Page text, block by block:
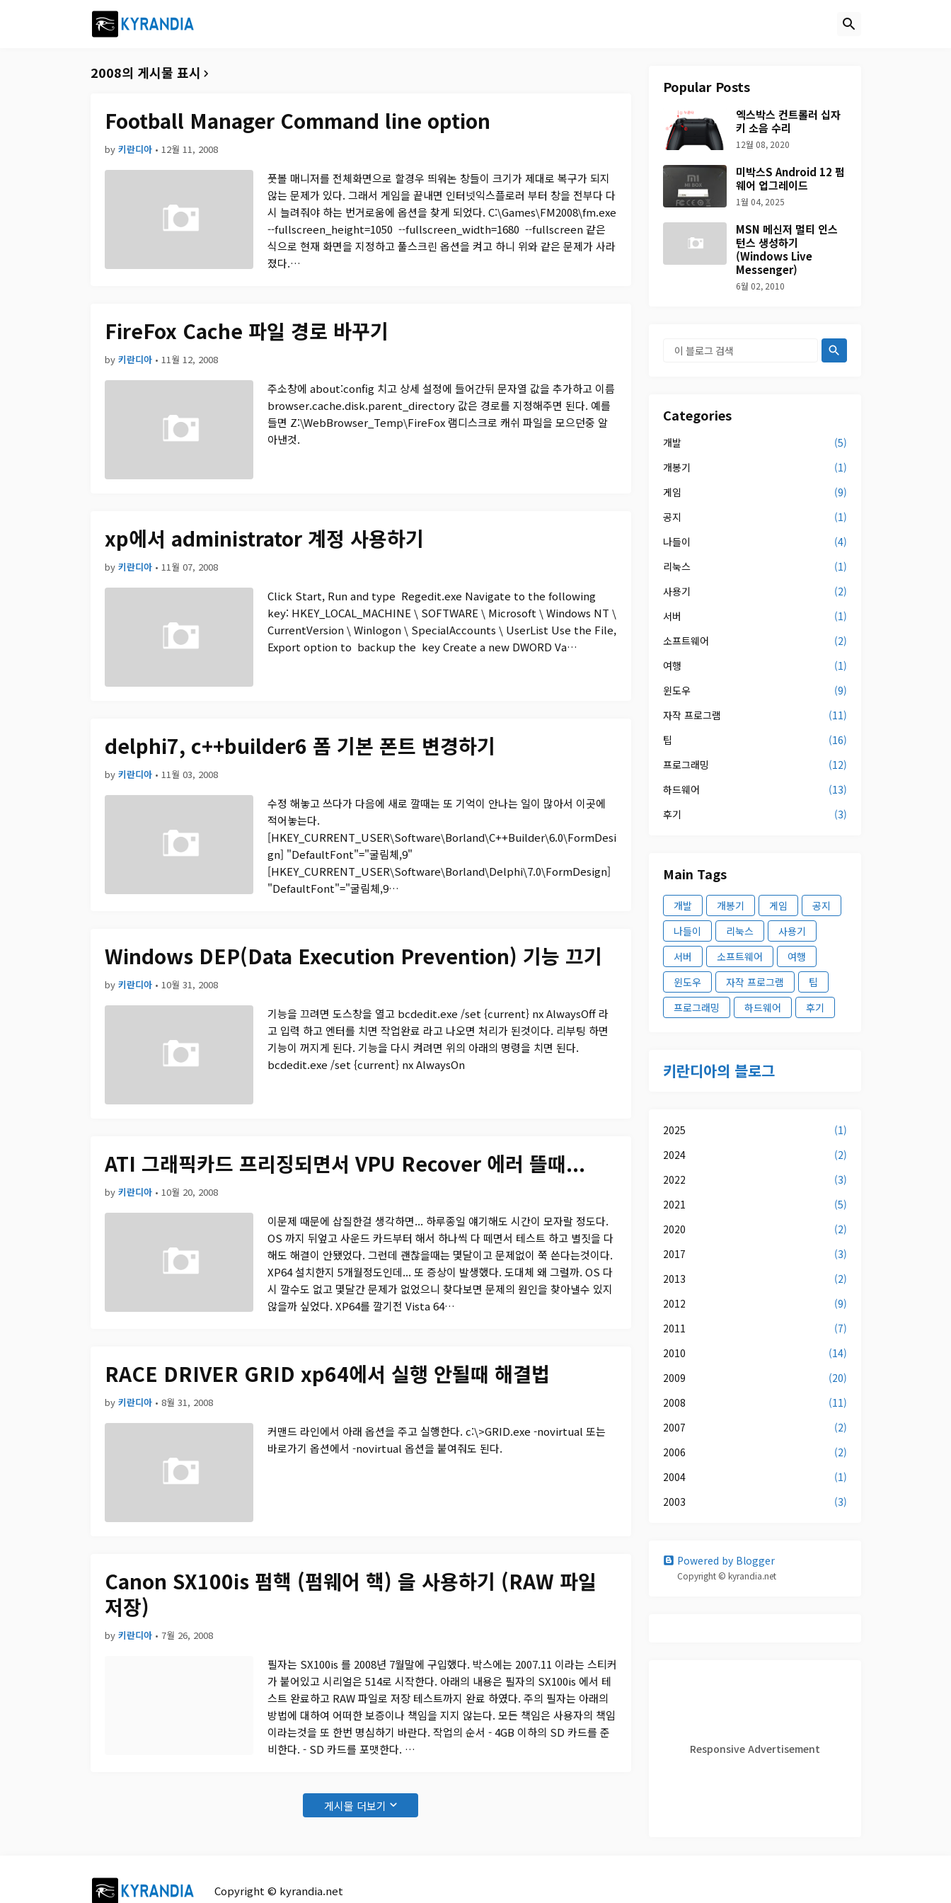
2008의 게시물 표시
Football Manager Command line option
by 키란디아 • 12월 11, 2008
풋볼 매니저를 전체화면으로 할경우 띄워논 창들이 크기가 제대로 복구가 되지
않는 문제가 있다. 그래서 게임을 끝내면 인터넷익스플로러 부터 창을 전부다 다
시 늘려줘야 하는 번거로움에 옵션을 찾게 되었다. C:\Games\FM2008\fm.exe
--fullscreen_height=1050 --fullscreen_width=1680 --fullscreen 같은
식으로 현재 화면을 지정하고 풀스크린 옵션을 켜고 하니 위와 같은 문제가 사라
졌다.…
FireFox Cache 파일 경로 바꾸기
by 키란디아 • 11월 12, 2008
주소창에 about:config 치고 상세 설정에 들어간뒤 문자열 값을 추가하고 이름
browser.cache.disk.parent_directory 값은 경로를 지정해주면 된다. 예를
들면 Z:\WebBrowser_Temp\FireFox 램디스크로 캐쉬 파일을 모으던중 알
아낸것.
xp에서 administrator 계정 사용하기
by 키란디아 • 11월 07, 2008
Click Start, Run and type Regedit.exe Navigate to the following
key: HKEY_LOCAL_MACHINE \ SOFTWARE \ Microsoft \ Windows NT \
CurrentVersion \ Winlogon \ SpecialAccounts \ UserList Use the File,
Export option to backup the key Create a new DWORD Va…
delphi7, c++builder6 폼 기본 폰트 변경하기
by 키란디아 • 11월 03, 2008
수정 해놓고 쓰다가 다음에 새로 깔때는 또 기억이 안나는 일이 많아서 이곳에
적어놓는다.
[HKEY_CURRENT_USER\Software\Borland\C++Builder\6.0\FormDesi
gn] "DefaultFont"="굴림체,9"
[HKEY_CURRENT_USER\Software\Borland\Delphi\7.0\FormDesign]
"DefaultFont"="굴림체,9…
Windows DEP(Data Execution Prevention) 기능 끄기
by 키란디아 • 10월 31, 2008
기능을 끄려면 도스창을 열고 bcdedit.exe /set {current} nx AlwaysOff 라
고 입력 하고 엔터를 치면 작업완료 라고 나오면 처리가 된것이다. 리부팅 하면
기능이 꺼지게 된다. 기능을 다시 켜려면 위의 아래의 명령을 치면 된다.
bcdedit.exe /set {current} nx AlwaysOn
ATI 그래픽카드 프리징되면서 VPU Recover 에러 뜰때...
by 키란디아 • 10월 20, 2008
이문제 때문에 삽질한걸 생각하면... 하루종일 얘기해도 시간이 모자랄 정도다.
OS 까지 뒤엎고 사운드 카드부터 해서 하나씩 다 떼면서 테스트 하고 별짓을 다
해도 해결이 안됐었다. 그런데 괜찮을때는 몇달이고 문제없이 쭉 쓴다는것이다.
XP64 설치한지 5개월정도인데... 또 증상이 발생했다. 도대체 왜 그럴까. OS 다
시 깔수도 없고 몇달간 문제가 없었으니 찾다보면 문제의 원인을 찾아낼수 있지
않을까 싶었다. XP64를 깔기전 Vista 64…
RACE DRIVER GRID xp64에서 실행 안될때 해결법
by 키란디아 • 8월 31, 2008
커맨드 라인에서 아래 옵션을 주고 실행한다. c:\>GRID.exe -novirtual 또는
바로가기 옵션에서 -novirtual 옵션을 붙여줘도 된다.
Canon SX100is 펌핵 (펌웨어 핵) 을 사용하기 (RAW 파일
저장)
by 키란디아 • 7월 26, 2008
필자는 SX100is 를 2008년 7월말에 구입했다. 박스에는 2007.11 이라는 스티커
가 붙어있고 시리얼은 514로 시작한다. 아래의 내용은 필자의 SX100is 에서 테
스트 완료하고 RAW 파일로 저장 테스트까지 완료 하였다. 주의 필자는 아래의
방법에 대하여 어떠한 보증이나 책임을 지지 않는다. 모든 책임은 사용자의 책임
이라는것을 또 한번 명심하기 바란다. 작업의 순서 - 4GB 이하의 SD 카드를 준
비한다. - SD 카드를 포맷한다. …
게시물 더보기
Popular Posts
엑스박스 컨트롤러 십자
키 소음 수리
12월 08, 2020
미박스S Android 12 펌
웨어 업그레이드
1월 04, 2025
MSN 메신저 멀티 인스
턴스 생성하기
(Windows Live
Messenger)
6월 02, 2010
Categories
개발
(5)
개봉기
(1)
게임
(9)
공지
(1)
나들이
(4)
리눅스
(1)
사용기
(2)
서버
(1)
소프트웨어
(2)
여행
(1)
윈도우
(9)
자작 프로그램
(11)
팁
(16)
프로그래밍
(12)
하드웨어
(13)
후기
(3)
Main Tags
개발 개봉기 게임
공지
나들이
리눅스
사용기
서버
소프트웨어
여행
윈도우
자작 프로그램
팁
프로그래밍
하드웨어 후기
키란디아의 블로그
2025
(1)
2024
(2)
2022
(3)
2021
(5)
2020
(2)
2017
(3)
2013
(2)
2012
(9)
2011
(7)
2010
(14)
2009
(20)
2008
(11)
2007
(2)
2006
(2)
2004
(1)
2003
(3)
Powered by Blogger
Copyright © kyrandia.net
Responsive Advertisement
Copyright © kyrandia.net